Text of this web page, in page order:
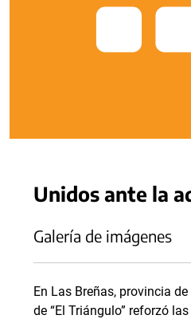
Unidos ante la
Galería de imágenes
En Las Breñas, provincia
de “El Triángulo” reforzó